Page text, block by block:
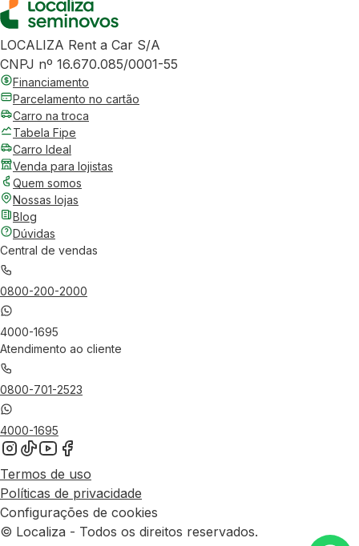
LOCALIZA Rent a Car S/A
CNPJ nº 16.670.085/0001-55
Financiamento
Parcelamento no cartão
Carro na troca
Tabela Fipe
Carro Ideal
Venda para lojistas
Quem somos
Nossas lojas
Blog
Dúvidas
Central de vendas
0800-200-2000
4000-1695
Atendimento ao cliente
0800-701-2523
4000-1695
Termos de uso
Políticas de privacidade
Configurações de cookies
© Localiza - Todos os direitos reservados.